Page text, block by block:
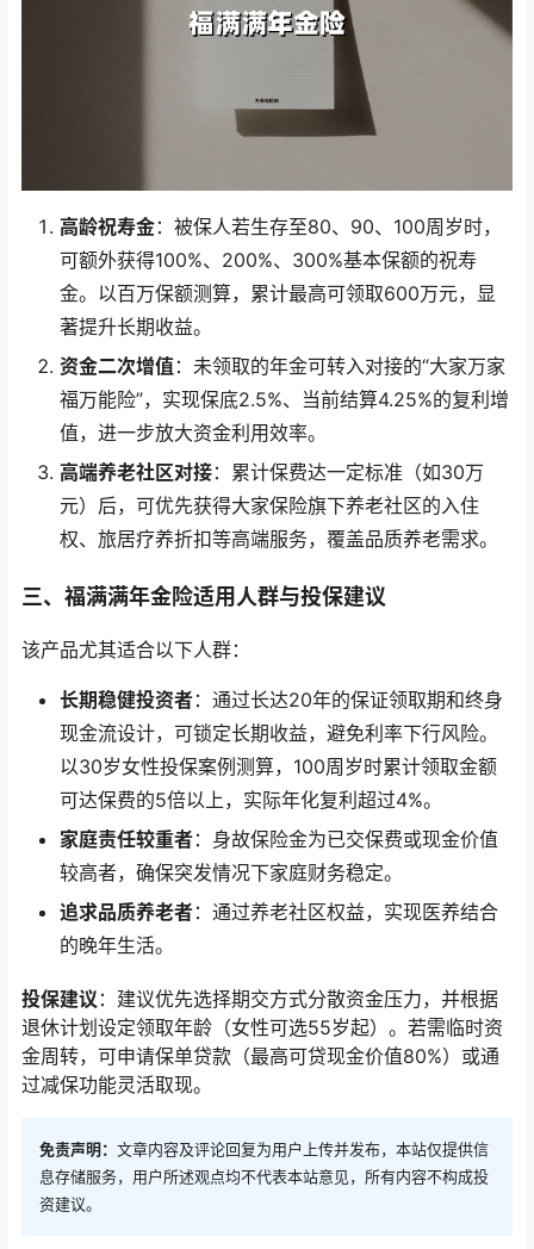
高龄祝寿金：被保人若生存至80、90、100周岁时，
可额外获得100%、200%、300%基本保额的祝寿
金。以百万保额测算，累计最高可领取600万元，显
著提升长期收益。
资金二次增值：未领取的年金可转入对接的“大家万家
福万能险”，实现保底2.5%、当前结算4.25%的复利增
值，进一步放大资金利用效率。
高端养老社区对接：累计保费达一定标准（如30万
元）后，可优先获得大家保险旗下养老社区的入住
权、旅居疗养折扣等高端服务，覆盖品质养老需求。
三、福满满年金险适用人群与投保建议
该产品尤其适合以下人群：
长期稳健投资者：通过长达20年的保证领取期和终身
现金流设计，可锁定长期收益，避免利率下行风险。
以30岁女性投保案例测算，100周岁时累计领取金额
可达保费的5倍以上，实际年化复利超过4%。
家庭责任较重者：身故保险金为已交保费或现金价值
较高者，确保突发情况下家庭财务稳定。
追求品质养老者：通过养老社区权益，实现医养结合
的晚年生活。
投保建议 ：建议优先选择期交方式分散资金压力，并根据
退休计划设定领取年龄（女性可选55岁起）。若需临时资
金周转，可申请保单贷款（最高可贷现金价值80%）或通
过减保功能灵活取现。
免责声明： 文章内容及评论回复为用户上传并发布，本站仅提供信
息存储服务，用户所述观点均不代表本站意见，所有内容不构成投
资建议。